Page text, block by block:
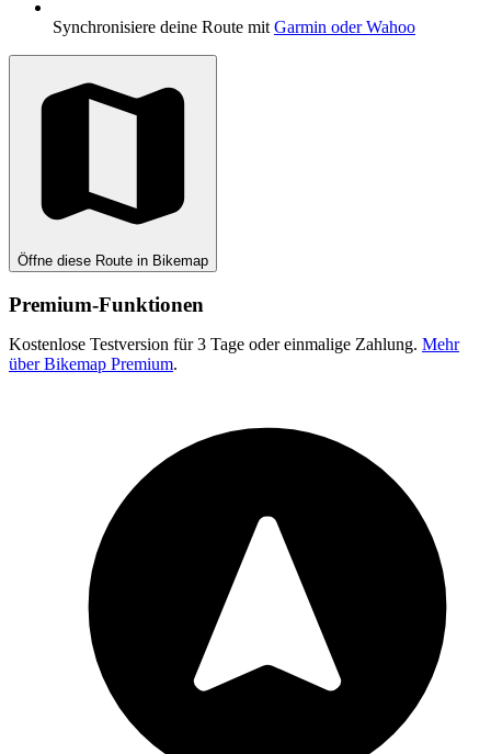
Synchronisiere deine Route mit Garmin oder Wahoo
Öffne diese Route in Bikemap
Premium-Funktionen
Kostenlose Testversion für 3 Tage oder einmalige Zahlung. Mehr
über Bikemap Premium.